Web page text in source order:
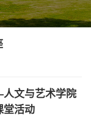
文与艺术学院
堂活动